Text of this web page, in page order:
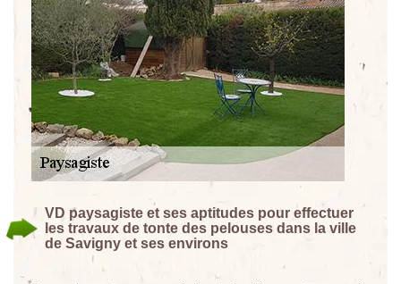
VD paysagiste et ses aptitudes pour effectuer
les travaux de tonte des pelouses dans la ville
de Savigny et ses environs